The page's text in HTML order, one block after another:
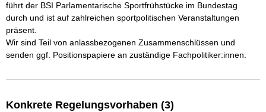
führt der BSI Parlamentarische Sportfrühstücke im Bundestag
durch und ist auf zahlreichen sportpolitischen Veranstaltungen
präsent.
Wir sind Teil von anlassbezogenen Zusammenschlüssen und
senden ggf. Positionspapiere an zuständige Fachpolitiker:innen.
Konkrete Regelungsvorhaben (3)